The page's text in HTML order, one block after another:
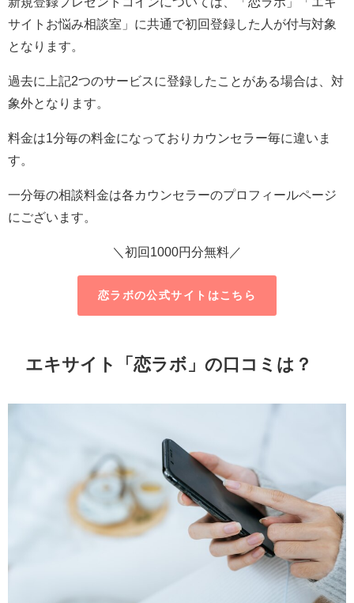
サイトお悩み相談室」に共通で初回登録した人が付与対象
となります。
過去に上記2つのサービスに登録したことがある場合は、対
象外となります。
料金は1分毎の料金になっておりカウンセラー毎に違いま
す。
一分毎の相談料金は各カウンセラーのプロフィールページ
にございます。
＼初回1000円分無料／
恋ラボの公式サイトはこちら
エキサイト「恋ラボ」の口コミは？